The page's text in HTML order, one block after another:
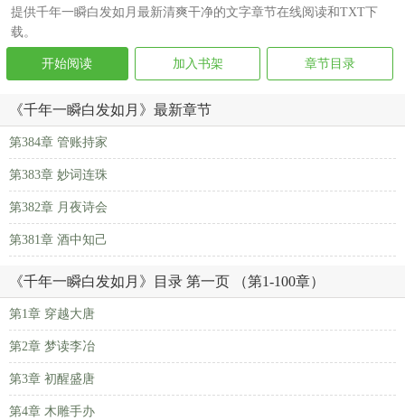
提供千年一瞬白发如月最新清爽干净的文字章节在线阅读和TXT下
载。
开始阅读 加入书架 章节目录
《千年一瞬白发如月》最新章节
第384章 管账持家
第383章 妙词连珠
第382章 月夜诗会
第381章 酒中知己
《千年一瞬白发如月》目录 第一页 （第1-100章）
第1章 穿越大唐
第2章 梦读李冶
第3章 初醒盛唐
第4章 木雕手办